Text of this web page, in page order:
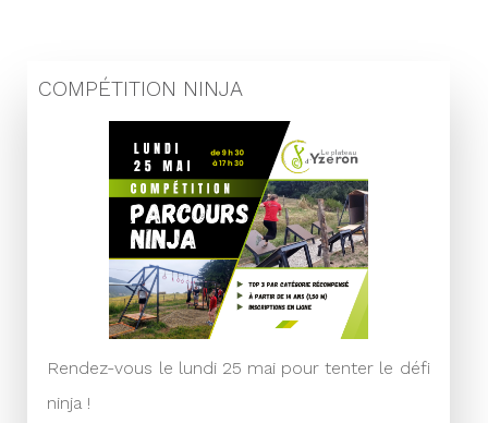
COMPÉTITION NINJA
Rendez-vous le lundi 25 mai pour tenter le défi
ninja !